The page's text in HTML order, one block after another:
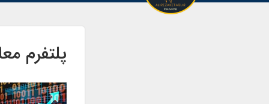
پلتفرم